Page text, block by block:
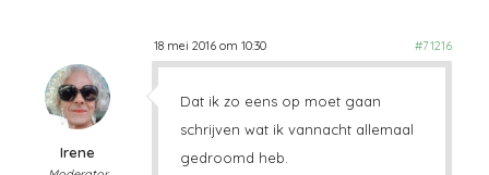
18 mei 2016 om 10:30 #71216
Irene
Dat ik zo eens op moet gaan
schrijven wat ik vannacht allemaal
gedroomd heb.